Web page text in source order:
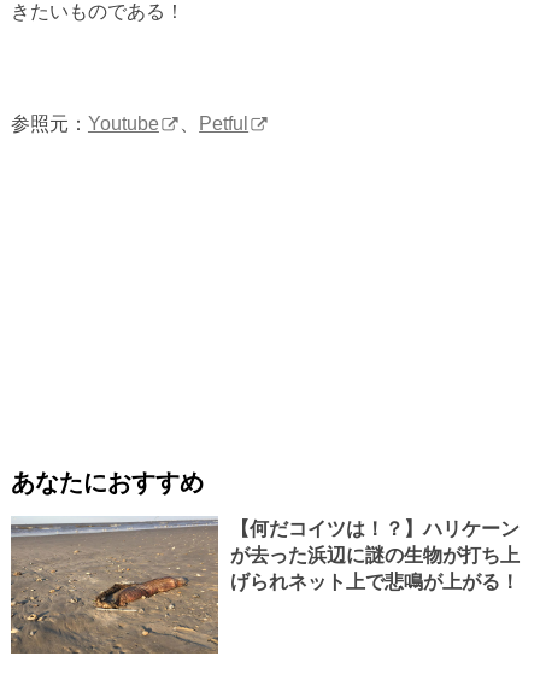
きたいものである！
参照元： Youtube Petful
あなたにおすすめ
【何だコイツは！？】ハリケーン
が去った浜辺に謎の生物が打ち上
げられネット上で悲鳴が上がる！